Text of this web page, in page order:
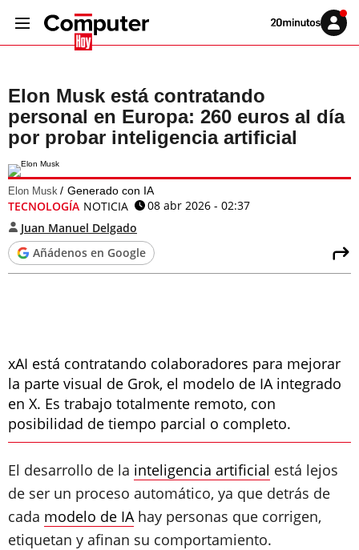
Volver
Iniciar
sesión
Elon Musk está contratando
personal en Europa: 260 euros al día
por probar inteligencia artificial
Elon Musk Generado con IA
TECNOLOGÍA NOTICIA
08 abr 2026 - 02:37
Juan Manuel Delgado
Añádenos en Google
xAI está contratando colaboradores para mejorar
la parte visual de Grok, el modelo de IA integrado
en X. Es trabajo totalmente remoto, con
posibilidad de tiempo parcial o completo.
El desarrollo de la inteligencia artificial está lejos
de ser un proceso automático, ya que detrás de
cada modelo de IAhay personas que corrigen,
etiquetan y afinan su comportamiento.